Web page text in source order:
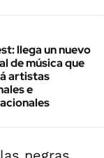
llega un nuevo
de música que
artistas
e